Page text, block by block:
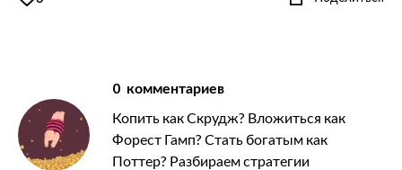
0 комментариев
Копить как Скрудж? Вложиться как
Форест Гамп? Стать богатым как
Поттер? Разбираем стратегии